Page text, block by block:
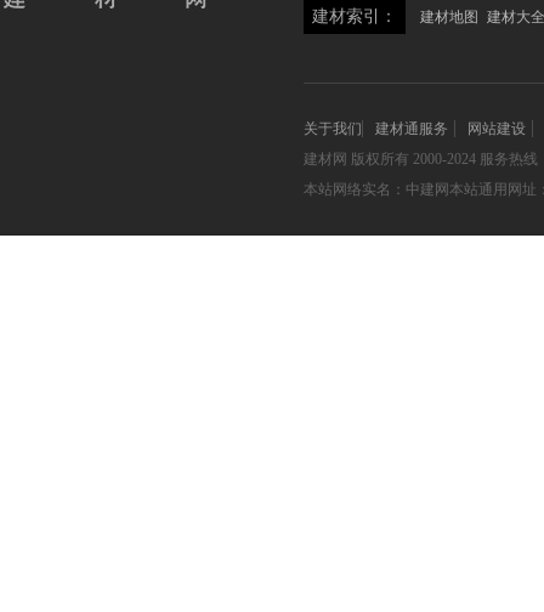
建材索引： 建材地图 建材大全
关于我们 建材通服务
网站建设
建材网 版权所有 2000-2024 服务热线
本站网络实名：中建网本站通用网址